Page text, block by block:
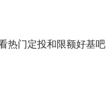
热门定投和限额好基吧